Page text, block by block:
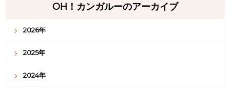
OH！カンガルーのアーカイブ
2026年
2025年
2024年